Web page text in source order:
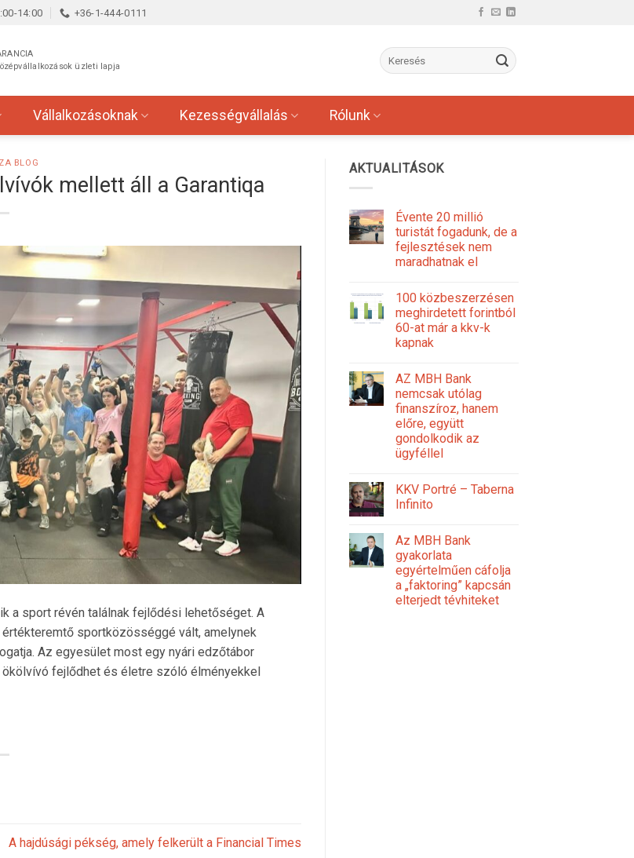
14:00 +36-1-444-0111
üzleti lapja
Vállalkozásoknak Kezességvállalás Rólunk
BLOG
mellett áll a Garantiqa
a sport révén találnak fejlődési lehetőséget. A
sportközösséggé vált, amelynek
Az egyesület most egy nyári edzőtábor
fejlődhet és életre szóló élményekkel
A hajdúsági pékség, amely felkerült a Financial Times
AKTUALITÁSOK
Évente 20 millió
turistát fogadunk, de a
fejlesztések nem
maradhatnak el
100 közbeszerzésen
meghirdetett forintból
60-at már a kkv-k
kapnak
AZ MBH Bank
nemcsak utólag
finanszíroz, hanem
előre, együtt
gondolkodik az
ügyféllel
KKV Portré – Taberna
Infinito
Az MBH Bank
gyakorlata
egyértelműen cáfolja
a „faktoring” kapcsán
elterjedt tévhiteket